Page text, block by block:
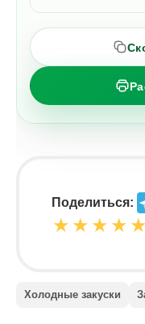
Поделиться:
★ ★ ★ ★ ★
Холодные закуски